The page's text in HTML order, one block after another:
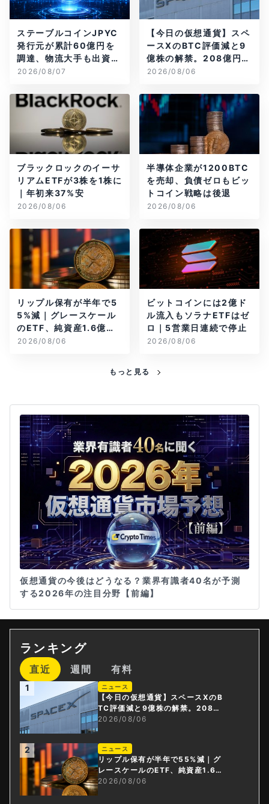
ステーブルコインJPYC
発行元が累計60億円を
調達、物流大手も出資参
画
2026/08/07
【今日の仮想通貨】スペ
ースXのBTC評価減と9
億株の解禁。208億円相
当のBTCが盗難
2026/08/06
ブラックロックのイーサ
リアムETFが3株を1株に
｜年初来37%安
2026/08/06
半導体企業が1200BTC
を売却、負債ゼロもビッ
トコイン戦略は後退
2026/08/06
リップル保有が半年で5
5%減｜グレースケール
のETF、純資産1.6億ド
ル減
2026/08/06
ビットコインには2億ド
ル流入もソラナETFはゼ
ロ｜5営業日連続で停止
2026/08/06
もっと見る
仮想通貨の今後はどうなる？業界有識者40名が予測
する2026年の注目分野【前編】
ランキング
直近 週間 有料
1 ニュース
【今日の仮想通貨】スペースXのB
TC評価減と9億株の解禁。208億
円相当のBTCが盗難
2026/08/06
2 ニュース
リップル保有が半年で55%減｜グ
レースケールのETF、純資産1.6億
ドル減
2026/08/06